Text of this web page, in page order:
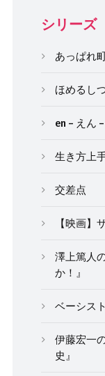
シリーズ
あっぱれ
ほめるし
en – えん –
生き方上
交差点
【映画】
澤上篤人
か！』
ベーシス
伊藤宏一
史』